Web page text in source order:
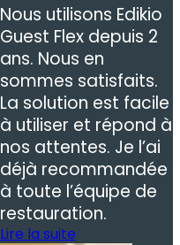
Nous utilisons Edikio
Guest Flex depuis 2
ans. Nous en
sommes satisfaits.
La solution est facile
à utiliser et répond à
nos attentes. Je l’ai
déjà recommandée
à toute l’équipe de
restauration.
Lire la suite